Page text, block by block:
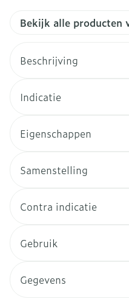
Bekijk alle producten
Beschrijving
Indicatie
Eigenschappen
Samenstelling
Contra indicatie
Gebruik
Gegevens